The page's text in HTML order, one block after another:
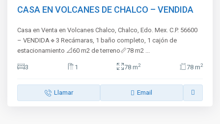
CASA EN VOLCANES DE CHALCO – VENDIDA
Casa en Venta en Volcanes Chalco, Chalco, Edo. Mex. C.P. 56600
– VENDIDA🔹3 Recámaras, 1 baño completo, 1 cajón de
estacionamiento 📐60 m2 de terreno📏78 m2 ...
3 1 78 m2 78 m2
Llamar Email